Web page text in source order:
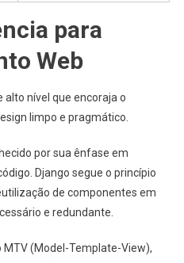
para
Web
nível que encoraja o
limpo e pragmático.
por sua ênfase em
Django segue o princípio
de componentes em
e redundante.
(Model-Template-View),